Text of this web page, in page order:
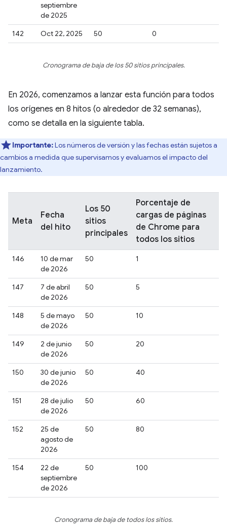
septiembre
de 2025
142 Oct 22, 2025 50 0
Cronograma de baja de los 50 sitios principales.
En 2026, comenzamos a lanzar esta función para todos
los orígenes en 8 hitos (o alrededor de 32 semanas),
como se detalla en la siguiente tabla.
Importante:Los números de versión y las fechas están sujetos a
cambios a medida que supervisamos y evaluamos el impacto del
lanzamiento.
Meta
Fecha
del hito
Los 50
sitios
principales
Porcentaje de
cargas de páginas
de Chrome para
todos los sitios
146
10 de mar
de 2026
50 1
147
7 de abril
de 2026
50 5
148
5 de mayo
de 2026
50 10
149
2 de junio
de 2026
50 20
150
30 de junio
de 2026
50 40
151
28 de julio
de 2026
50 60
152
25 de
agosto de
2026
50 80
154
22 de
septiembre
de 2026
50 100
Cronograma de baja de todos los sitios.